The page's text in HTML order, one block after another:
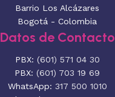
Barrio Los Alcázares
Bogotá - Colombia
Datos de Contacto
PBX: (601) 571 04 30
PBX: (601) 703 19 69
WhatsApp: 317 500 1010